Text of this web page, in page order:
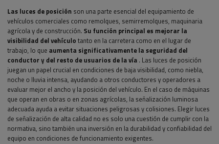
Las luces de posición son una parte esencial del equipamiento de
vehículos comerciales como remolques, semirremolques, maquinaria
agrícola y de construcción. Su función principal es mejorar la
visibilidad del vehículo tanto en la carretera como en el lugar de
trabajo, lo que aumenta significativamente la seguridad del
conductor y del resto de usuarios de la vía . Las luces de posición
juegan un papel crucial en condiciones de baja visibilidad, como niebla,
noche o lluvia intensa, ayudando a otros conductores y operadores a
evaluar mejor el ancho y la posición del vehículo. En el caso de máquinas
que operan en obras o en zonas agrícolas, la señalización luminosa
adecuada ayuda a evitar situaciones peligrosas y colisiones. Elegir luces
de señalización de alta calidad no es solo una cuestión de cumplir con la
normativa, sino también una inversión en la durabilidad y confiabilidad del
equipo en condiciones de funcionamiento exigentes.